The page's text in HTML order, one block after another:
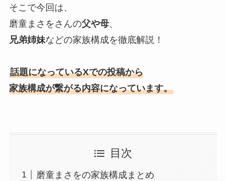
そこで今回は、
磨童まさをさんの父や母、
兄弟姉妹などの家族構成を徹底解説！
話題になっているXでの投稿から
家族構成が繋がる内容になっています。
目次
磨童まさをの家族構成まとめ